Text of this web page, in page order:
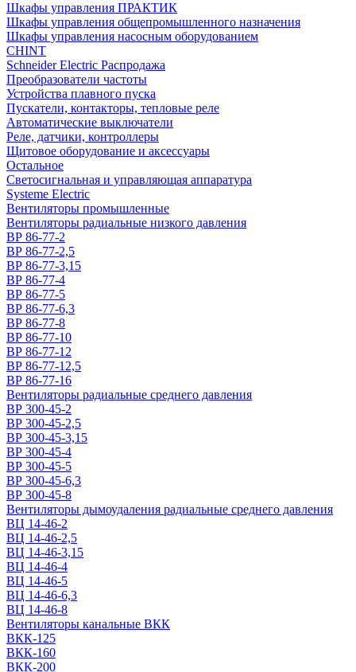
Шкафы управления ПРАКТИК
Шкафы управления общепромышленного назначения
Шкафы управления насосным оборудованием
CHINT
Schneider Electric Распродажа
Преобразователи частоты
Устройства плавного пуска
Пускатели, контакторы, тепловые реле
Автоматические выключатели
Реле, датчики, контроллеры
Щитовое оборудование и аксессуары
Остальное
Светосигнальная и управляющая аппаратура
Systeme Electric
Вентиляторы промышленные
Вентиляторы радиальные низкого давления
ВР 86-77-2
ВР 86-77-2,5
ВР 86-77-3,15
ВР 86-77-4
ВР 86-77-5
ВР 86-77-6,3
ВР 86-77-8
ВР 86-77-10
ВР 86-77-12
ВР 86-77-12,5
ВР 86-77-16
Вентиляторы радиальные среднего давления
ВР 300-45-2
ВР 300-45-2,5
ВР 300-45-3,15
ВР 300-45-4
ВР 300-45-5
ВР 300-45-6,3
ВР 300-45-8
Вентиляторы дымоудаления радиальные среднего давления
ВЦ 14-46-2
ВЦ 14-46-2,5
ВЦ 14-46-3,15
ВЦ 14-46-4
ВЦ 14-46-5
ВЦ 14-46-6,3
ВЦ 14-46-8
Вентиляторы канальные ВКК
ВКК-125
ВКК-160
ВКК-200